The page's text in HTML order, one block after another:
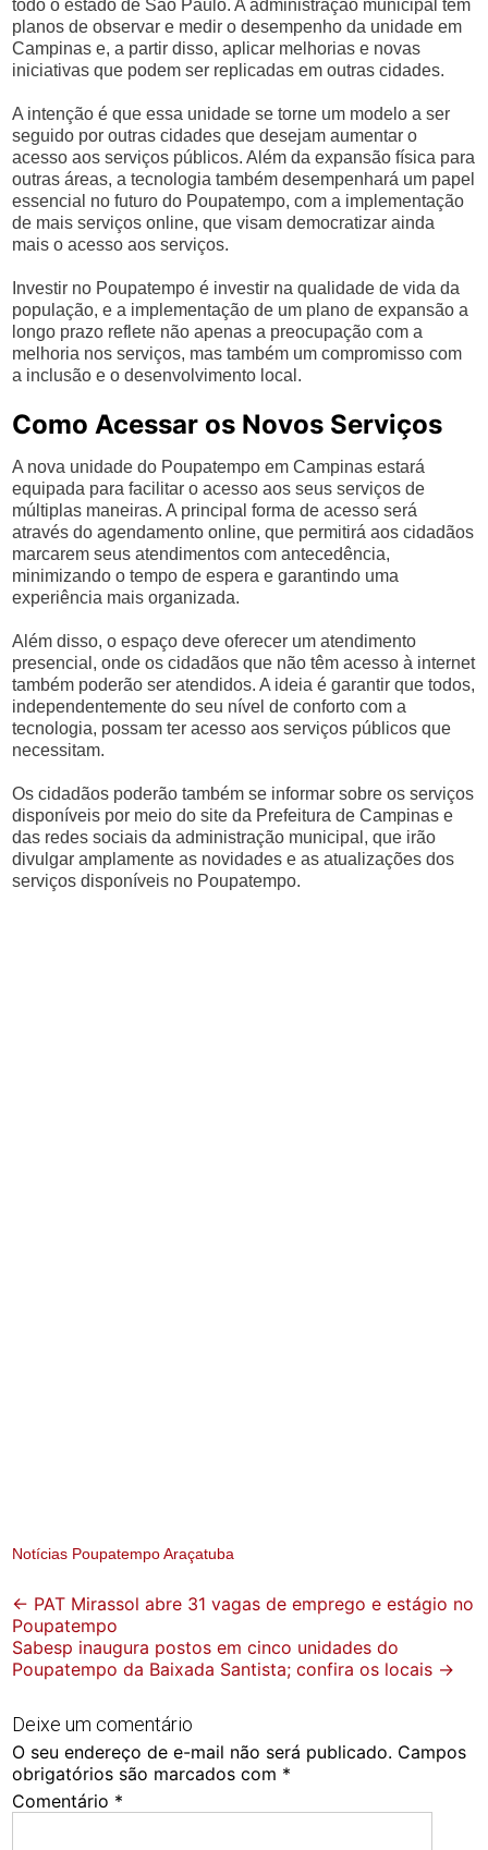
todo o estado de São Paulo. A administração municipal tem
planos de observar e medir o desempenho da unidade em
Campinas e, a partir disso, aplicar melhorias e novas
iniciativas que podem ser replicadas em outras cidades.
A intenção é que essa unidade se torne um modelo a ser
seguido por outras cidades que desejam aumentar o
acesso aos serviços públicos. Além da expansão física para
outras áreas, a tecnologia também desempenhará um papel
essencial no futuro do Poupatempo, com a implementação
de mais serviços online, que visam democratizar ainda
mais o acesso aos serviços.
Investir no Poupatempo é investir na qualidade de vida da
população, e a implementação de um plano de expansão a
longo prazo reflete não apenas a preocupação com a
melhoria nos serviços, mas também um compromisso com
a inclusão e o desenvolvimento local.
Como Acessar os Novos Serviços
A nova unidade do Poupatempo em Campinas estará
equipada para facilitar o acesso aos seus serviços de
múltiplas maneiras. A principal forma de acesso será
através do agendamento online, que permitirá aos cidadãos
marcarem seus atendimentos com antecedência,
minimizando o tempo de espera e garantindo uma
experiência mais organizada.
Além disso, o espaço deve oferecer um atendimento
presencial, onde os cidadãos que não têm acesso à internet
também poderão ser atendidos. A ideia é garantir que todos,
independentemente do seu nível de conforto com a
tecnologia, possam ter acesso aos serviços públicos que
necessitam.
Os cidadãos poderão também se informar sobre os serviços
disponíveis por meio do site da Prefeitura de Campinas e
das redes sociais da administração municipal, que irão
divulgar amplamente as novidades e as atualizações dos
serviços disponíveis no Poupatempo.
Notícias Poupatempo Araçatuba
Post
navigation
← PAT Mirassol abre 31 vagas de emprego e estágio no
Poupatempo
Sabesp inaugura postos em cinco unidades do
Poupatempo da Baixada Santista; confira os locais →
Deixe um comentário
O seu endereço de e-mail não será publicado. Campos
obrigatórios são marcados com *
Comentário *